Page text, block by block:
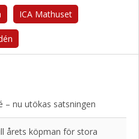
ICA Mathuset
– nu utökas satsningen
årets köpman för stora